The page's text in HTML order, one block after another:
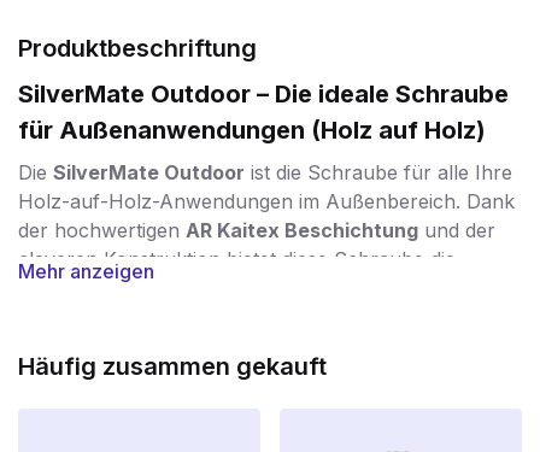
Produktbeschriftung
SilverMate Outdoor – Die ideale Schraube
für Außenanwendungen (Holz auf Holz)
Die SilverMate Outdoor ist die Schraube für alle Ihre
Holz-auf-Holz-Anwendungen im Außenbereich. Dank
der hochwertigen AR Kaitex Beschichtung und der
cleveren Konstruktion bietet diese Schraube die
perfekte Kombination aus
Schutz vor Wind und Wetter
Mehr anzeigen
Häufig zusammen gekauft